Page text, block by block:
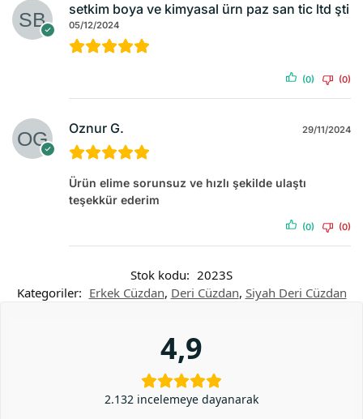
setkim boya ve kimyasal ürn paz san tic ltd şti
05/12/2024
(0) (0)
Oznur G. 29/11/2024
Ürün elime sorunsuz ve hızlı şekilde ulaştı
teşekkür ederim
(0) (0)
Stok kodu: 2023S
Kategoriler: Erkek Cüzdan, Deri Cüzdan, Siyah Deri Cüzdan
4,9
2.132 incelemeye dayanarak